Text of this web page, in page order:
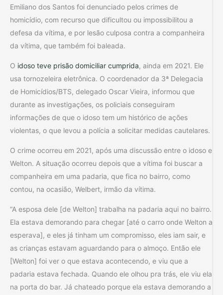
Emiliano dos Santos foi denunciado pelos crimes de
homicídio, com recurso que dificultou ou impossibilitou a
defesa da vítima, e por lesão culposa contra a companheira
da vítima, que também foi baleada.
O idoso teve prisão domiciliar cumprida, ainda em 2021. Ele
usa tornozeleira eletrônica. O coordenador da 3ª Delegacia
de Homicídios/BTS, delegado Oscar Vieira, informou que
durante as investigações, os policiais conseguiram
informações de que o idoso tem um histórico de ações
violentas, o que levou a polícia a solicitar medidas cautelares.
O crime ocorreu em 2021, após uma discussão entre o idoso e
Welton. A situação ocorreu depois que a vítima foi buscar a
companheira em uma padaria, que fica no bairro, como
contou, na ocasião, Welbert, irmão da vítima.
“A esposa dele [de Welton] trabalha na padaria aqui no bairro.
Ela estava demorando para chegar [até o carro onde Welton a
esperava], e eles já tinham um compromisso, eles iam sair, e
as crianças estavam aguardando para o almoço. Então ele
[Welton] foi ver o que estava acontecendo, e viu que a
padaria estava fechada. Quando ele olhou pra trás, ele viu ela
na porta do bar. Já chateado porque ela estava demorando a